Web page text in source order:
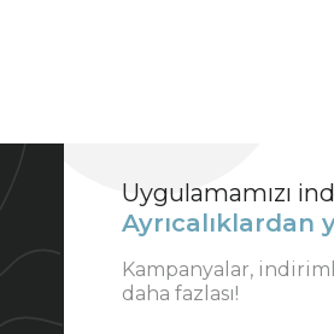
Uygulamamızı
Ayrıcalıklardan
Kampanyalar,
daha fazlası!